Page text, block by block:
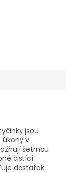
jsou
úkony v
šetrnou
čistící
dostatek